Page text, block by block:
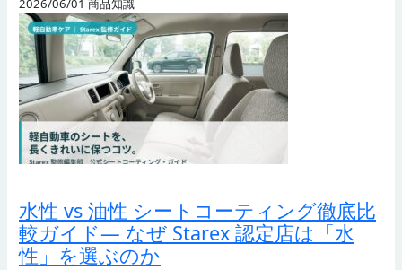
2026/06/01 商品知識
水性 vs 油性 シートコーティング徹底比
較ガイド— なぜ Starex 認定店は「水
性」を選ぶのか